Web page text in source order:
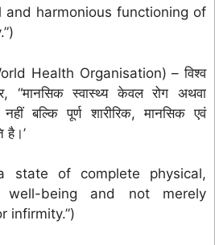
and harmonious functioning of
Health Organisation) – विश्व
“मानसिक स्वास्थ्य केवल रोग अथवा
बल्कि पूर्ण शारीरिक, मानसिक एवं
है।’
state of complete physical,
being and not merely
infirmity.”)